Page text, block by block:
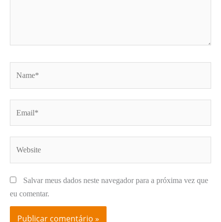
Salvar meus dados neste navegador para a próxima vez que
eu comentar.